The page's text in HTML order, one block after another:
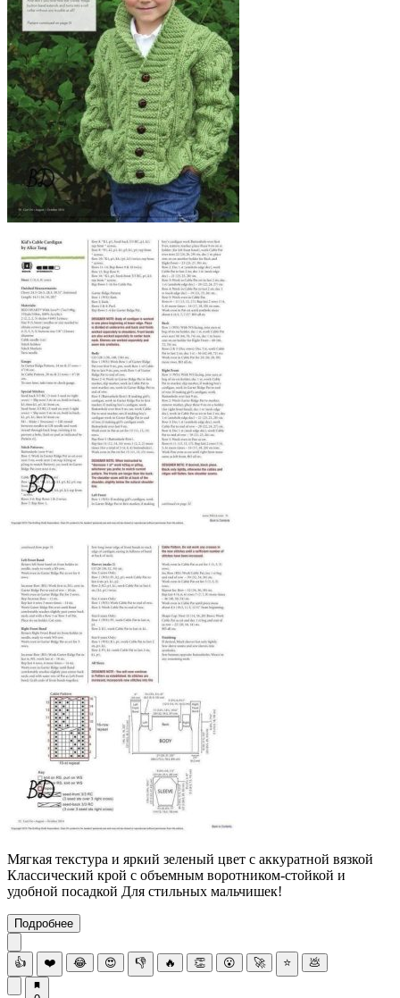
Мягкая текстура и яркий зеленый цвет с аккуратной вязкой
Классический крой с объемным воротником-стойкой и
удобной посадкой Для стильных мальчишек!
Подробнее
👍 ❤️ 😂 😍 👎 🔥 👏 😮 🚀 ⭐ 💩